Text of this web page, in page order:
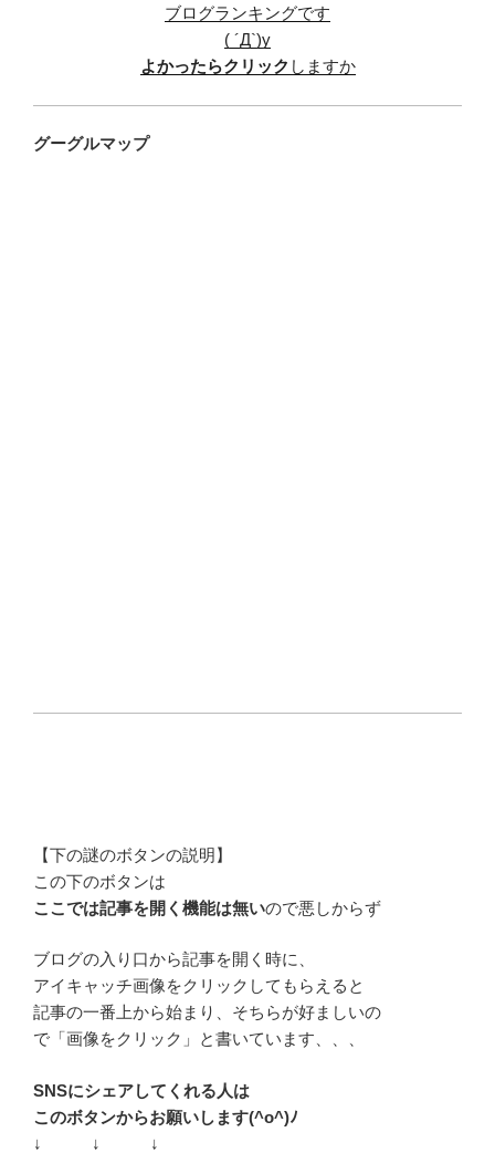
ブログランキングです
( ´Д`)y
よかったらクリック しますか
グーグルマップ
【下の謎のボタンの説明】
この下のボタンは
ここでは記事を開く機能は無いので悪しからず
ブログの入り口から記事を開く時に、
アイキャッチ画像をクリックしてもらえると
記事の一番上から始まり、そちらが好ましいの
で「画像をクリック」と書いています、、、
SNSにシェアしてくれる人は
このボタンからお願いします(^o^)ﾉ
↓ ↓ ↓